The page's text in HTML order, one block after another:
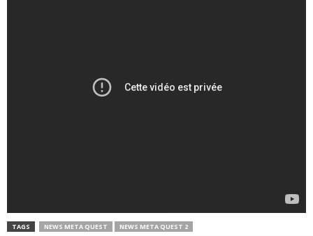
TAGS NEWS META QUEST NEWS META QUEST 2